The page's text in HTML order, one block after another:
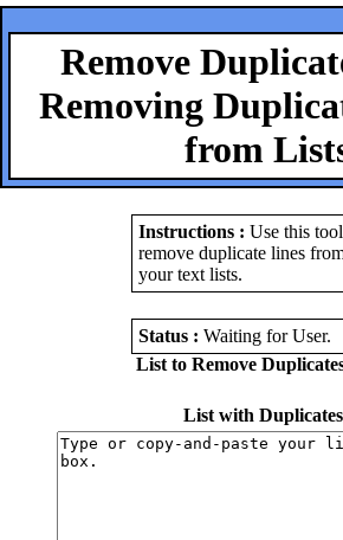
Remove
Removing
from
Instructions : Use this
remove duplicate lines
your text lists.
Status : Waiting for User.
List to Remove
List with